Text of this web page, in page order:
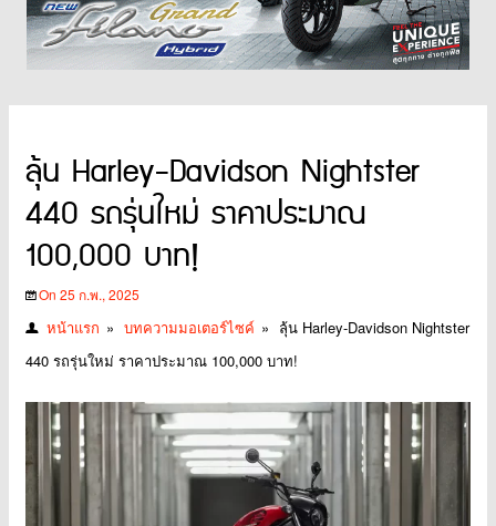
ลุ้น Harley-Davidson Nightster
440 รถรุ่นใหม่ ราคาประมาณ
100,000 บาท!
On 25 ก.พ., 2025
หน้าแรก » บทความมอเตอร์ไซค์ » ลุ้น Harley-Davidson Nightster
440 รถรุ่นใหม่ ราคาประมาณ 100,000 บาท!